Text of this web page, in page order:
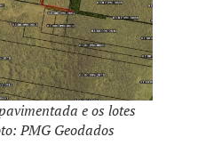
e os lotes
PMG Geodados